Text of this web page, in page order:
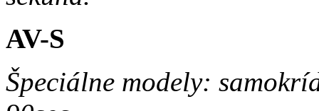
AV-S
Špeciálne modely: